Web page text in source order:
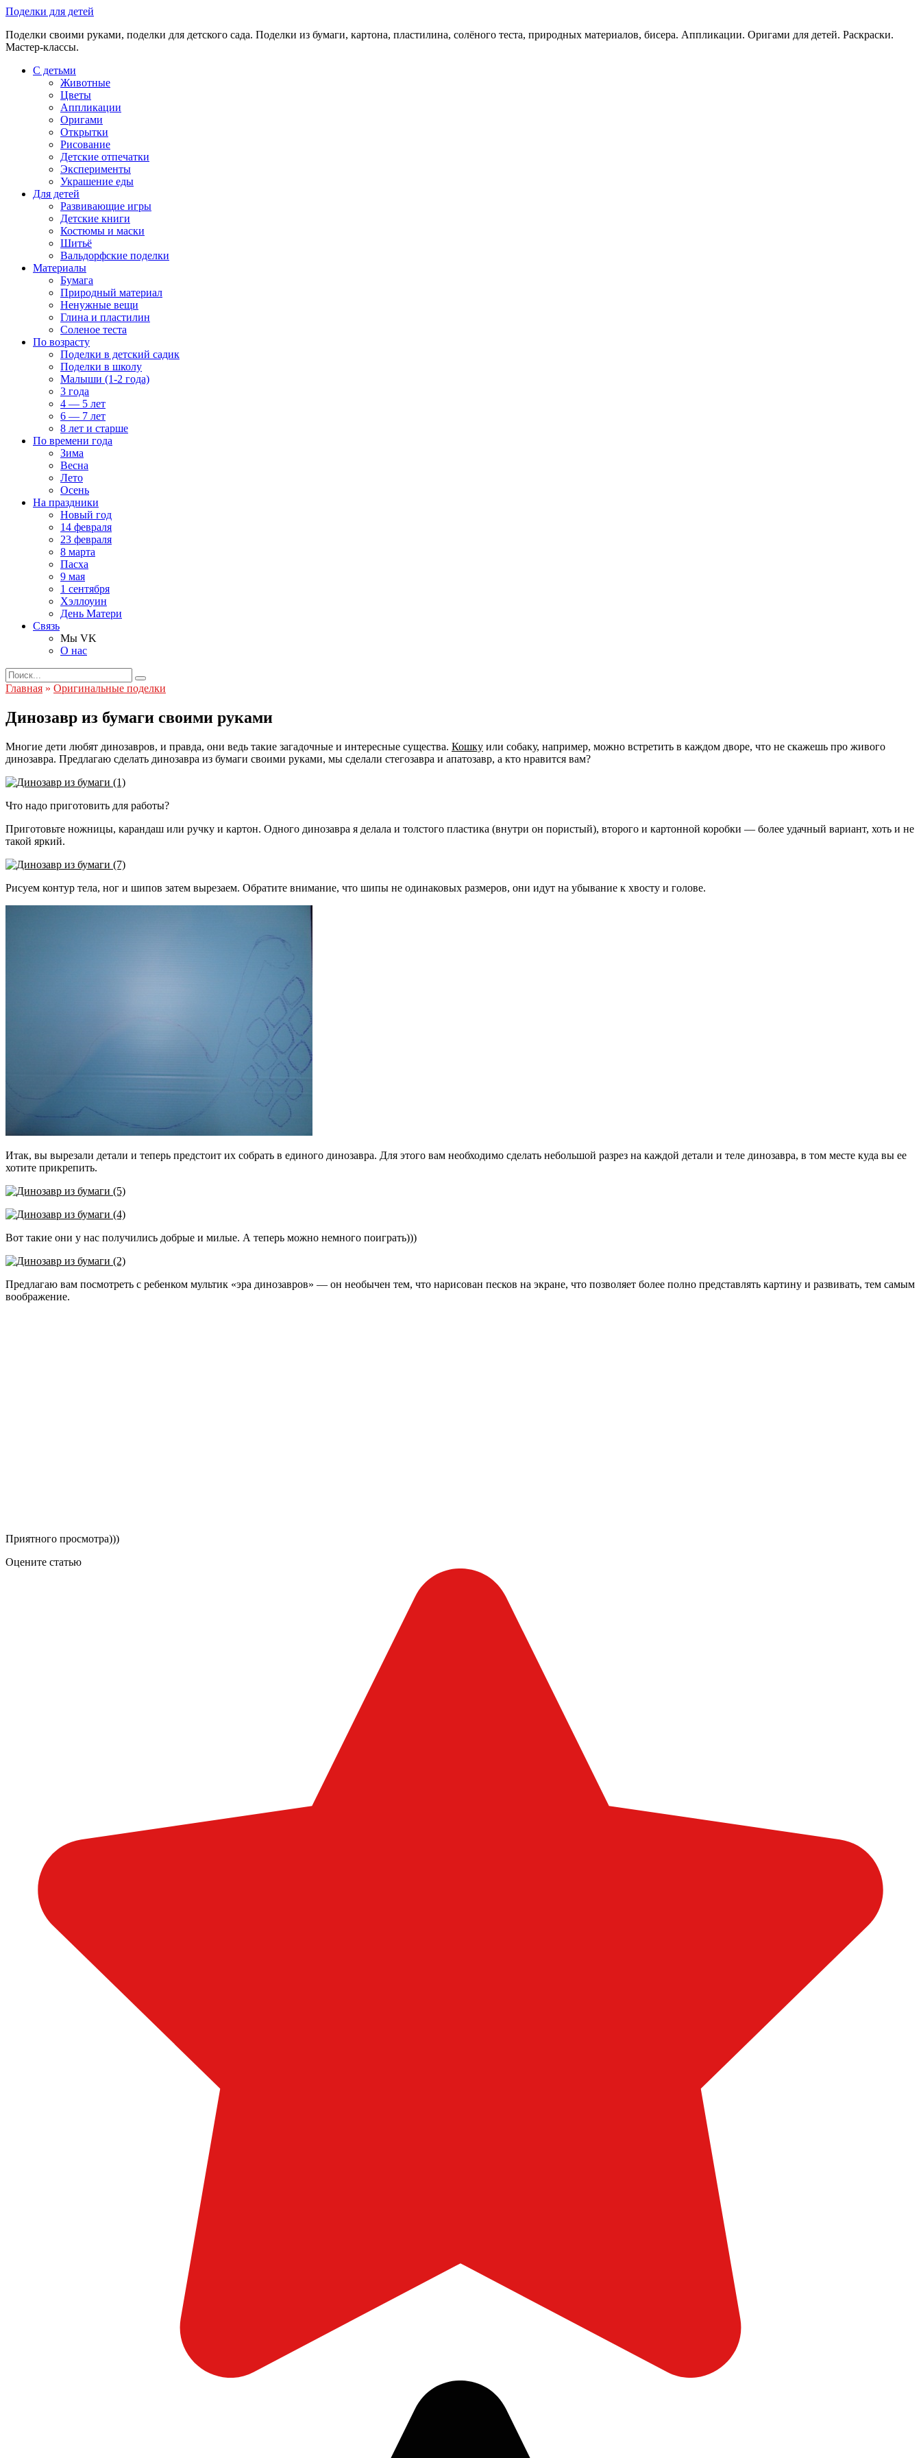
Skip
content
Поделки для детей
Поделки своими руками, поделки для детского сада. Поделки из бумаги, картона, пластилина, солёного теста, природных материалов, бисера. Аппликации. Оригами для детей. Раскраски.
Мастер-классы.
С детьми
Животные
Цветы
Аппликации
Оригами
Открытки
Рисование
Детские отпечатки
Эксперименты
Украшение еды
Для детей
Развивающие игры
Детские книги
Костюмы и маски
Шитьё
Вальдорфские поделки
Материалы
Бумага
Природный материал
Ненужные вещи
Глина и пластилин
Соленое теста
По возрасту
Поделки в детский садик
Поделки в школу
Малыши (1-2 года)
3 года
4 — 5 лет
6 — 7 лет
8 лет и старше
По времени года
Зима
Весна
Лето
Осень
На праздники
Новый год
14 февраля
23 февраля
8 марта
Пасха
9 мая
1 сентября
Хэллоуин
День Матери
Связь
Мы VK
О нас
Search
for:
Главная » Оригинальные поделки
Динозавр из бумаги своими руками
Многие дети любят динозавров, и правда, они ведь такие загадочные и интересные существа. Кошку или собаку, например, можно встретить в каждом дворе, что не скажешь про живого
динозавра. Предлагаю сделать динозавра из бумаги своими руками, мы сделали стегозавра и апатозавр, а кто нравится вам?
Что надо приготовить для работы?
Приготовьте ножницы, карандаш или ручку и картон. Одного динозавра я делала и толстого пластика (внутри он пористый), второго и картонной коробки — более удачный вариант, хоть и не
такой яркий.
Рисуем контур тела, ног и шипов затем вырезаем. Обратите внимание, что шипы не одинаковых размеров, они идут на убывание к хвосту и голове.
Итак, вы вырезали детали и теперь предстоит их собрать в единого динозавра. Для этого вам необходимо сделать небольшой разрез на каждой детали и теле динозавра, в том месте куда вы ее
хотите прикрепить.
Вот такие они у нас получились добрые и милые. А теперь можно немного поиграть)))
Предлагаю вам посмотреть с ребенком мультик «эра динозавров» — он необычен тем, что нарисован песков на экране, что позволяет более полно представлять картину и развивать, тем самым
воображение.
Приятного просмотра)))
Оцените статью